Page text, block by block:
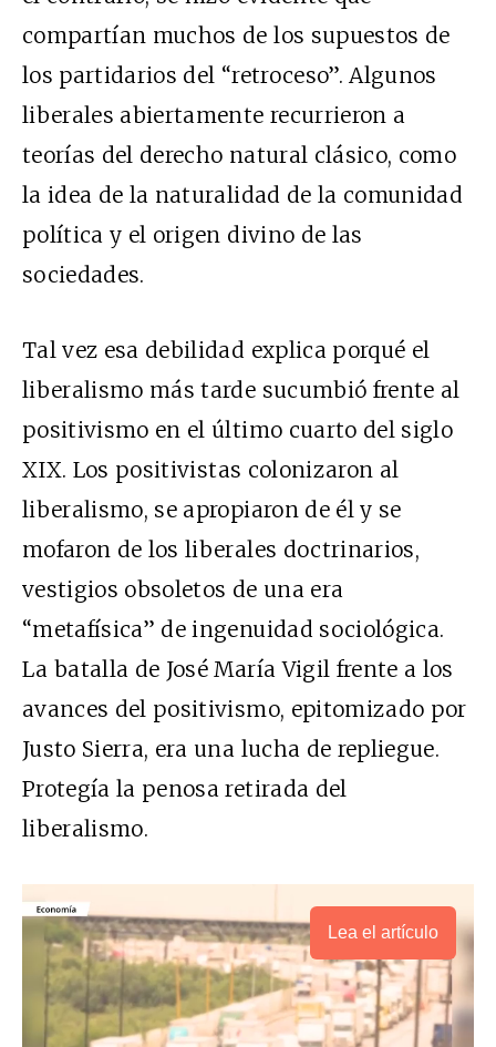
compartían muchos de los supuestos de
los partidarios del “retroceso”. Algunos
liberales abiertamente recurrieron a
teorías del derecho natural clásico, como
la idea de la naturalidad de la comunidad
política y el origen divino de las
sociedades.
Tal vez esa debilidad explica porqué el
liberalismo más tarde sucumbió frente al
positivismo en el último cuarto del siglo
XIX. Los positivistas colonizaron al
liberalismo, se apropiaron de él y se
mofaron de los liberales doctrinarios,
vestigios obsoletos de una era
“metafísica” de ingenuidad sociológica.
La batalla de José María Vigil frente a los
avances del positivismo, epitomizado por
Justo Sierra, era una lucha de repliegue.
Protegía la penosa retirada del
liberalismo.
Lea el artículo